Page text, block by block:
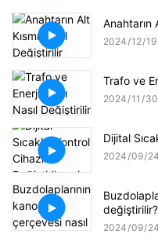
Anahtarın
2024 12 19
Trafo ve
2024 11 30
Dijital
2024 09 24
değiştirilir?
2024 09 24